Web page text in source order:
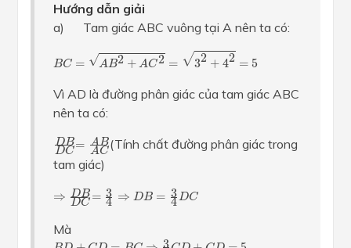
Hướng dẫn giải
a) Tam giác ABC vuông tại A nên ta có:
BC = √A B2 + AC2 = √32 + 42 = 5
2+AC2=32+ =5
Vì AD là đường phân giác của tam giác ABC
nên ta có:
DB
DC = AB
AC
DBD =ABAC
(Tính chất đường phân giác trong
tam giác)
⇒ DB
DC = 3
4 ⇒ DB = 3
4DC
BD =3 D B= 4DC
Mà
3
BD+ D=B ⇒34 D+ CD ⇒C =20